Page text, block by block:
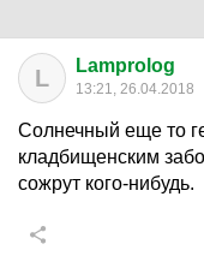
L Lamprolog
13:21, 26.04.2018
Солнечный еще то
кладбищенским
сожрут кого-нибудь.